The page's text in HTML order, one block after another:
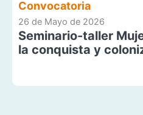
Convocatoria
26 de Mayo de 2026
Seminario-taller
la conquista y